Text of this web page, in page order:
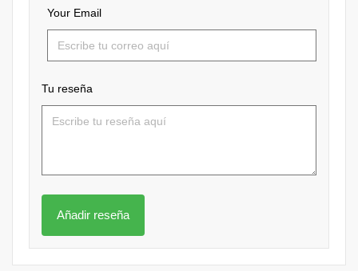
Your Email
Tu reseña